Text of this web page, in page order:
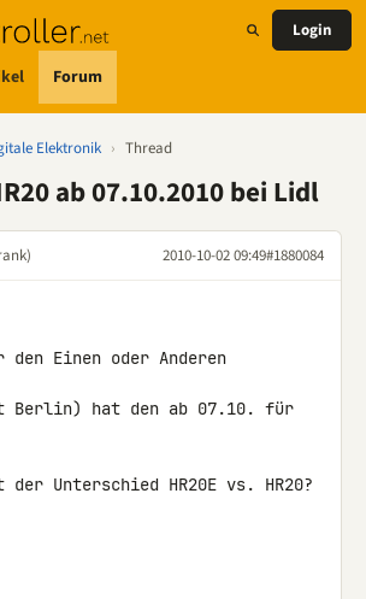
Forum
Login
Elektronik › Thread
ab 07.10.2010 bei Lidl
2010-10-02 09:49#1880084
Einen oder Anderen
Berlin) hat den ab 07.10. für
Unterschied HR20E vs. HR20?